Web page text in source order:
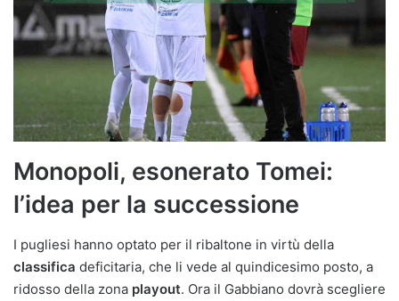
Monopoli, esonerato Tomei:
l’idea per la successione
I pugliesi hanno optato per il ribaltone in virtù della
classifica deficitaria, che li vede al quindicesimo posto, a
ridosso della zona playout. Ora il Gabbiano dovrà scegliere